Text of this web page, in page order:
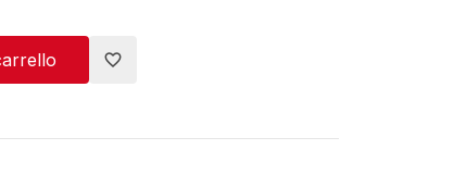
favorite_border